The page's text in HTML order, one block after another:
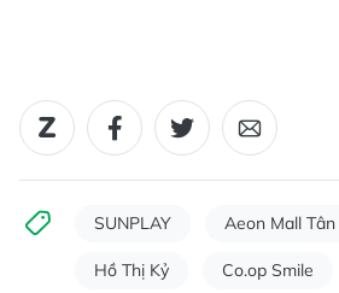
SUNPLAY Aeon Mall Tân
Hồ Thị Kỷ Co.op Smile